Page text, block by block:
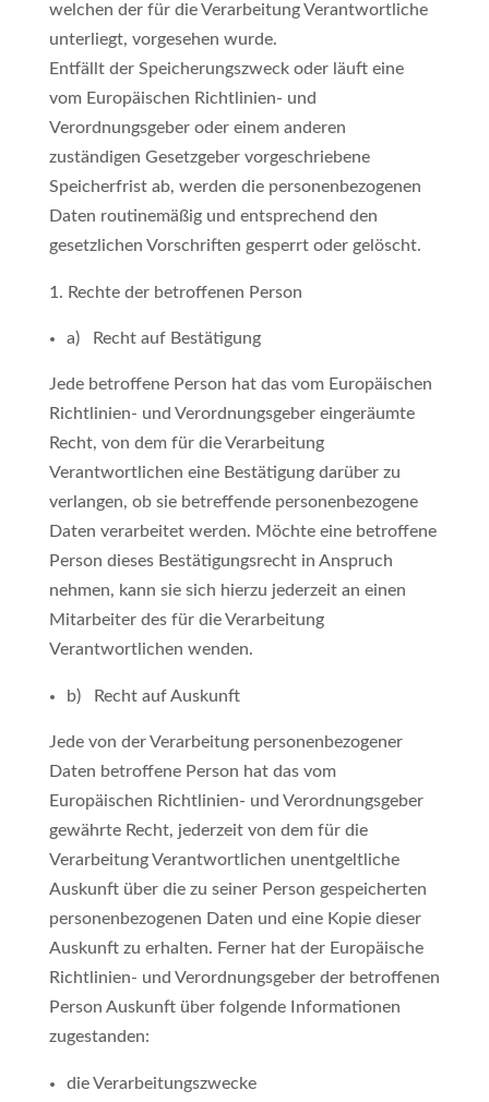
welchen der für die Verarbeitung Verantwortliche
unterliegt, vorgesehen wurde.
Entfällt der Speicherungszweck oder läuft eine
vom Europäischen Richtlinien- und
Verordnungsgeber oder einem anderen
zuständigen Gesetzgeber vorgeschriebene
Speicherfrist ab, werden die personenbezogenen
Daten routinemäßig und entsprechend den
gesetzlichen Vorschriften gesperrt oder gelöscht.
Rechte der betroffenen Person
a) Recht auf Bestätigung
Jede betroffene Person hat das vom Europäischen
Richtlinien- und Verordnungsgeber eingeräumte
Recht, von dem für die Verarbeitung
Verantwortlichen eine Bestätigung darüber zu
verlangen, ob sie betreffende personenbezogene
Daten verarbeitet werden. Möchte eine betroffene
Person dieses Bestätigungsrecht in Anspruch
nehmen, kann sie sich hierzu jederzeit an einen
Mitarbeiter des für die Verarbeitung
Verantwortlichen wenden.
b) Recht auf Auskunft
Jede von der Verarbeitung personenbezogener
Daten betroffene Person hat das vom
Europäischen Richtlinien- und Verordnungsgeber
gewährte Recht, jederzeit von dem für die
Verarbeitung Verantwortlichen unentgeltliche
Auskunft über die zu seiner Person gespeicherten
personenbezogenen Daten und eine Kopie dieser
Auskunft zu erhalten. Ferner hat der Europäische
Richtlinien- und Verordnungsgeber der betroffenen
Person Auskunft über folgende Informationen
zugestanden:
die Verarbeitungszwecke